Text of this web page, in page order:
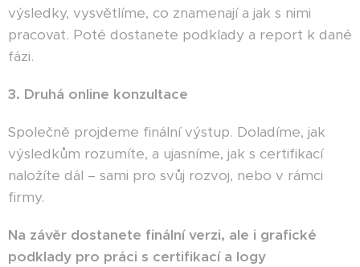
výsledky, vysvětlíme, co znamenají a jak s nimi
pracovat. Poté dostanete podklady a report k dané
fázi.
3. Druhá online konzultace
Společně projdeme finální výstup. Doladíme, jak
výsledkům rozumíte, a ujasníme, jak s certifikací
naložíte dál – sami pro svůj rozvoj, nebo v rámci
firmy.
Na závěr dostanete finální verzi, ale i grafické
podklady pro práci s certifikací a logy